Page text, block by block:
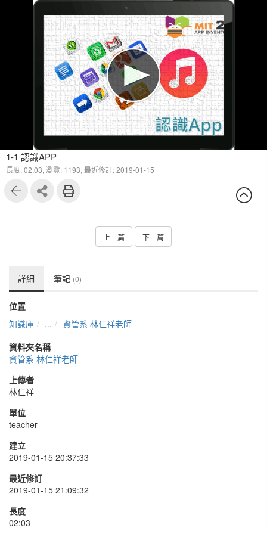
1-1 認識APP
長度: 02:03, 瀏覽: 1193, 最近修訂: 2019-01-15
上一篇 下一篇
詳細 筆記 (0)
位置
知識庫
...
資管系 林仁祥老師
資料夾名稱
資管系 林仁祥老師
上傳者
林仁祥
單位
teacher
建立
2019-01-15 20:37:33
最近修訂
2019-01-15 21:09:32
長度
02:03